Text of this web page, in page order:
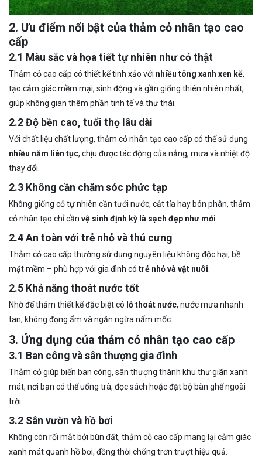
2. Ưu điểm nổi bật của thảm cỏ nhân tạo cao
cấp
2.1 Màu sắc và họa tiết tự nhiên như cỏ thật
Thảm cỏ cao cấp có thiết kế tinh xảo với nhiều tông xanh xen kẽ,
tạo cảm giác mềm mại, sinh động và gần giống thiên nhiên nhất,
giúp không gian thêm phần tinh tế và thư thái.
2.2 Độ bền cao, tuổi thọ lâu dài
Với chất liệu chất lượng, thảm cỏ nhân tạo cao cấp có thể sử dụng
nhiều năm liên tục, chịu được tác động của nắng, mưa và nhiệt độ
thay đổi.
2.3 Không cần chăm sóc phức tạp
Không giống cỏ tự nhiên cần tưới nước, cắt tỉa hay bón phân, thảm
cỏ nhân tạo chỉ cần vệ sinh định kỳ là sạch đẹp như mới
2.4 An toàn với trẻ nhỏ và thú cưng
Thảm cỏ cao cấp thường sử dụng nguyên liệu không độc hại, bề
mặt mềm – phù hợp với gia đình có trẻ nhỏ và vật nuôi
2.5 Khả năng thoát nước tốt
Nhờ đế thảm thiết kế đặc biệt có lỗ thoát nước, nước mưa nhanh
tan, không đọng ẩm và ngăn ngừa nấm mốc.
3. Ứng dụng của thảm cỏ nhân tạo cao cấp
3.1 Ban công và sân thượng gia đình
Thảm cỏ giúp biến ban công, sân thượng thành khu thư giãn xanh
mát, nơi bạn có thể uống trà, đọc sách hoặc đặt bộ bàn ghế ngoài
trời.
3.2 Sân vườn và hồ bơi
Không còn rối mắt bởi bùn đất, thảm cỏ cao cấp mang lại cảm giác
xanh mát quanh hồ bơi, đồng thời chống trơn trượt hiệu quả.